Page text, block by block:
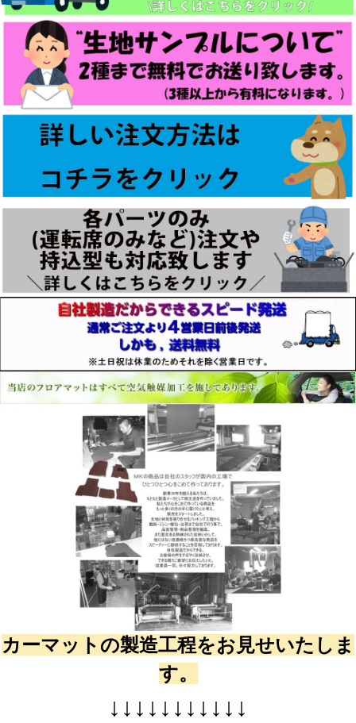
カーマットの製造工程をお見せいたしま
す。
↓ ↓ ↓ ↓ ↓ ↓ ↓ ↓ ↓ ↓ ↓